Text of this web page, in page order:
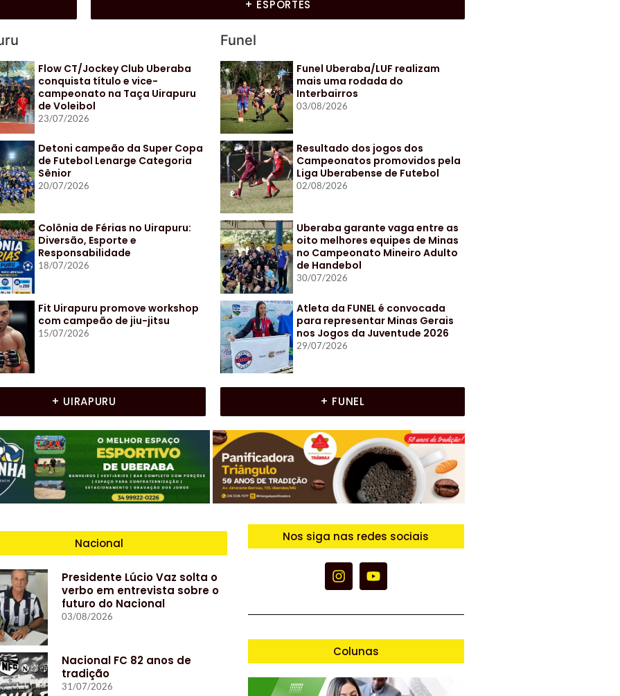
+ ESPORTES
Flow CT/Jockey Club Uberaba
conquista título e vice-
campeonato na Taça Uirapuru
de Voleibol
23/07/2026
Detoni campeão da Super Copa
de Futebol Lenarge Categoria
Sênior
20/07/2026
Colônia de Férias no Uirapuru:
Diversão, Esporte e
Responsabilidade
18/07/2026
Fit Uirapuru promove workshop
com campeão de jiu-jitsu
15/07/2026
Funel
Funel Uberaba/LUF realizam
mais uma rodada do
Interbairros
03/08/2026
Resultado dos jogos dos
Campeonatos promovidos pela
Liga Uberabense de Futebol
02/08/2026
Uberaba garante vaga entre as
oito melhores equipes de Minas
no Campeonato Mineiro Adulto
de Handebol
30/07/2026
Atleta da FUNEL é convocada
para representar Minas Gerais
nos Jogos da Juventude 2026
29/07/2026
+ UIRAPURU + FUNEL
Nacional
Presidente Lúcio Vaz solta o
verbo em entrevista sobre o
futuro do Nacional
03/08/2026
Nacional FC 82 anos de
tradição
31/07/2026
Nos siga nas redes sociais
Colunas